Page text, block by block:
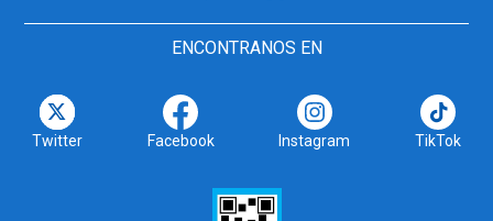
ENCONTRANOS EN
Twitter Facebook Instagram TikTok